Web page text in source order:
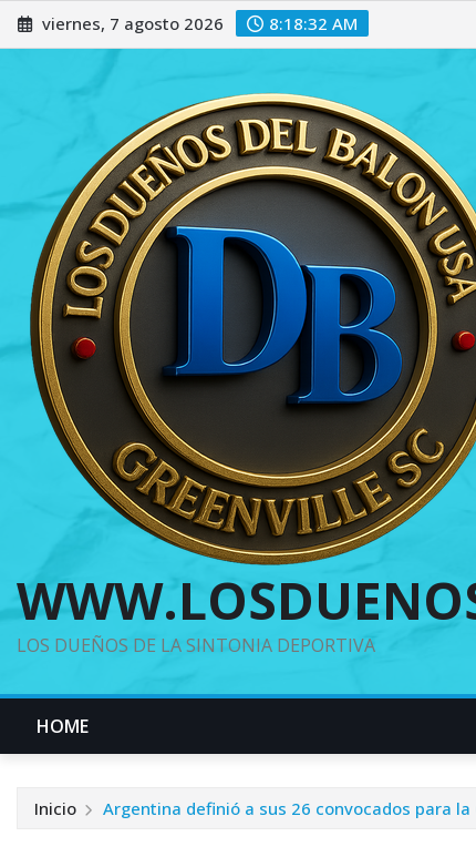
Saltar
al
viernes, 7 agosto 2026 8:18:33 AM
LOS DUEÑOS DE LA SINTONIA DEPORTIVA
HOME
Inicio Argentina definió a sus 26 convocados para la